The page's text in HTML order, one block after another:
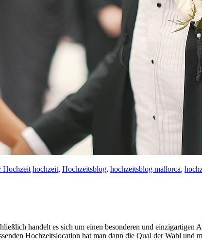
Hochzeit hochzeit, Hochzeitsblog, hochzeitsblog mallorca,
handelt es sich um einen besonderen und einzigartigen
Hochzeitslocation hat man dann die Qual der Wahl und